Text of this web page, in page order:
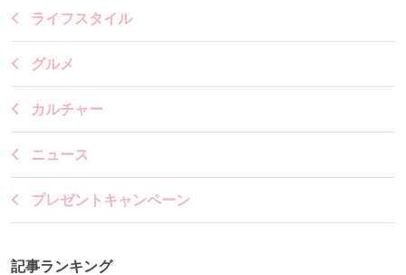
ライフスタイル
グルメ
カルチャー
ニュース
プレゼントキャンペーン
記事ランキング